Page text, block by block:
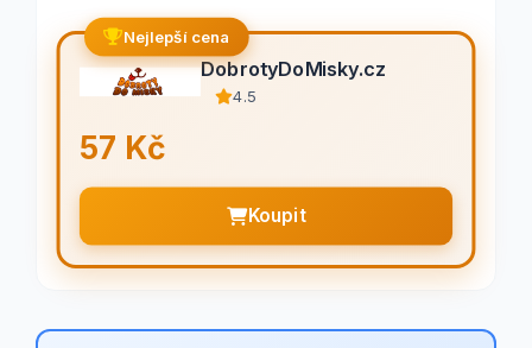
Nejlepší cena
DobrotyDoMisky.cz
4.5
57 Kč
Koupit